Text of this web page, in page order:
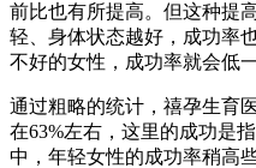
前比也有所提高。但这种提
轻、身体状态越好，成功率
不好的女性，成功率就会低一
通过粗略的统计，禧孕生育
在63%左右，这里的成功是
中，年轻女性的成功率稍高